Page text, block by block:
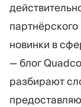
новинки в
— блог
разбирают